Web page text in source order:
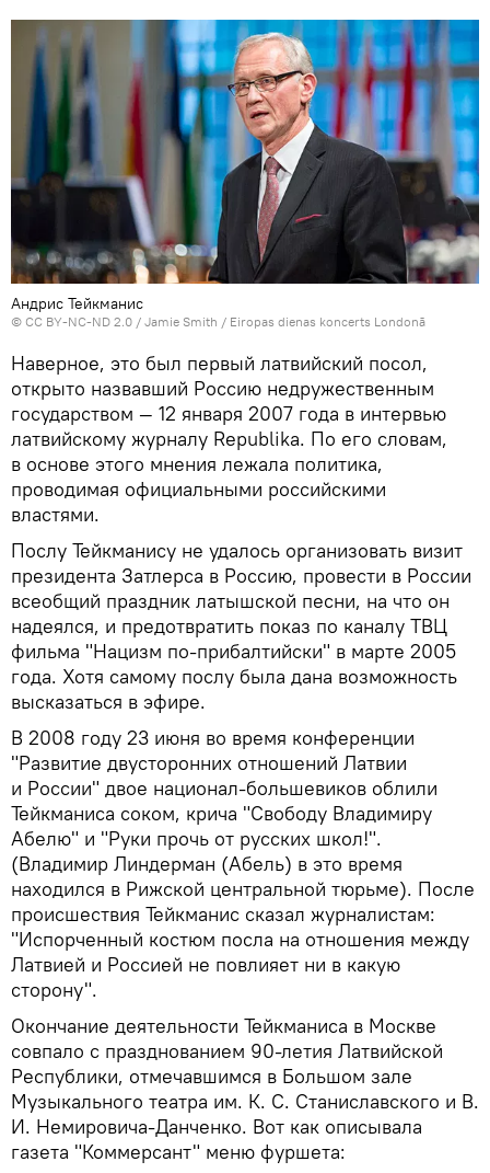
Андрис Тейкманис
© CC BY-NC-ND 2.0 / Jamie Smith / Eiropas dienas koncerts Londonā
Наверное, это был первый латвийский посол,
открыто назвавший Россию недружественным
государством — 12 января 2007 года в интервью
латвийскому журналу Republika. По его словам,
в основе этого мнения лежала политика,
проводимая официальными российскими
властями.
Послу Тейкманису не удалось организовать визит
президента Затлерса в Россию, провести в России
всеобщий праздник латышской песни, на что он
надеялся, и предотвратить показ по каналу ТВЦ
фильма "Нацизм по-прибалтийски" в марте 2005
года. Хотя самому послу была дана возможность
высказаться в эфире.
В 2008 году 23 июня во время конференции
"Развитие двусторонних отношений Латвии
и России" двое национал-большевиков облили
Тейкманиса соком, крича "Свободу Владимиру
Абелю" и "Руки прочь от русских школ!".
(Владимир Линдерман (Абель) в это время
находился в Рижской центральной тюрьме). После
происшествия Тейкманис сказал журналистам:
"Испорченный костюм посла на отношения между
Латвией и Россией не повлияет ни в какую
сторону".
Окончание деятельности Тейкманиса в Москве
совпало с празднованием 90-летия Латвийской
Республики, отмечавшимся в Большом зале
Музыкального театра им. К. С. Станиславского и В.
И. Немировича-Данченко. Вот как описывала
газета "Коммерсант" меню фуршета: